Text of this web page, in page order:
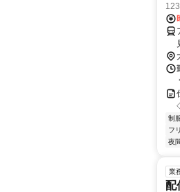
制
フ
夜
業
配